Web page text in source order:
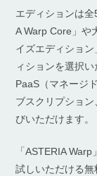
エディションは
A Warp Core」や
イズエディショ
ィションを選択
PaaS（マネージ
ブスクリプショ
びいただけます。
「ASTERIA
試しいただける